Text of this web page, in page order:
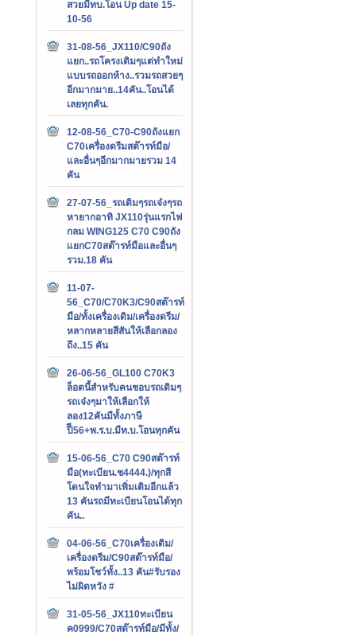
สวยมีทบ.โอน Up date 15-
10-56
31-08-56_JX110/C90ถัง
แยก..รถโครงเดิมๆแต่ทำใหม่
แบบรถออกห้าง..รวมรถสวยๆ
อีกมากมาย..14คัน..โอนได้
เลยทุกคัน.
12-08-56_C70-C90ถังแยก
C70เครื่องดรีมสต๊ารท์มือ/
และอื่นๆอีกมากมายรวม 14
คัน
27-07-56_รถเดิมๆรถเจ๋งๆรถ
หายากอาทิ JX110รุ่นแรกไฟ
กลม WING125 C70 C90ถัง
แยกC70สต๊ารท์มือและอื่นๆ
รวม.18 คัน
11-07-
56_C70/C70K3/C90สต๊ารท์
มือ/ทั้งเครื่องเดิม/เครื่องดรีม/
หลากหลายสีสันให้เลือกลอง
ถึง..15 คัน
26-06-56_GL100 C70K3
ล็อตนี้สำหรับคนชอบรถเดิมๆ
รถเจ๋งๆมาให้เลือกให้
ลอง12คันมีทั้งภาษี
ปีี56+พ.ร.บ.มีท.บ.โอนทุกคัน
15-06-56_C70 C90สต๊ารท์
มือ(ทะเบียน.ช4444.)/ทุกสี
โดนใจทำมาเพิ่มเติมอีกแล้ว
13 คันรถมีทะเบียนโอนได้ทุก
คัน..
04-06-56_C70เครื่องเดิม/
เครื่องดรีม/C90สต๊ารท์มือ/
พร้อมโชว์ทั้ง..13 คัน#รับรอง
ไม่ผิดหวัง #
31-05-56_JX110ทะเบียน
ค0999/C70สต๊ารท์มือ/มีทั้ง/